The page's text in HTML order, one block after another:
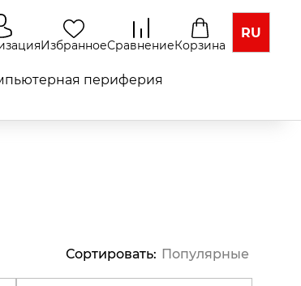
ИзбранноеСравнениеКорзина
RU
периферия
Сортировать: Популярные